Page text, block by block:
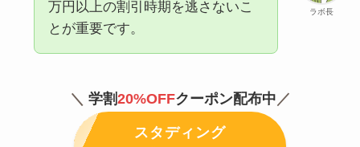
ラボ長
万円以上の割引時期を逃さないこ
とが重要です。
＼ 学割20%OFFクーポン配布中 ／
スタディング